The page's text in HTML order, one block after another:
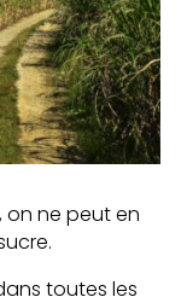
ne peut en
toutes les